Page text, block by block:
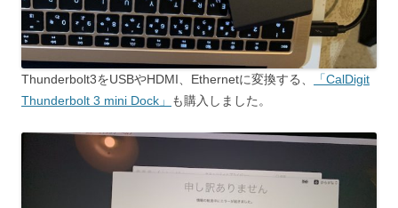
Thunderbolt3をUSBやHDMI、Ethernetに変換する、
「CalDigit
Thunderbolt 3 mini Dock」
も購入しました。